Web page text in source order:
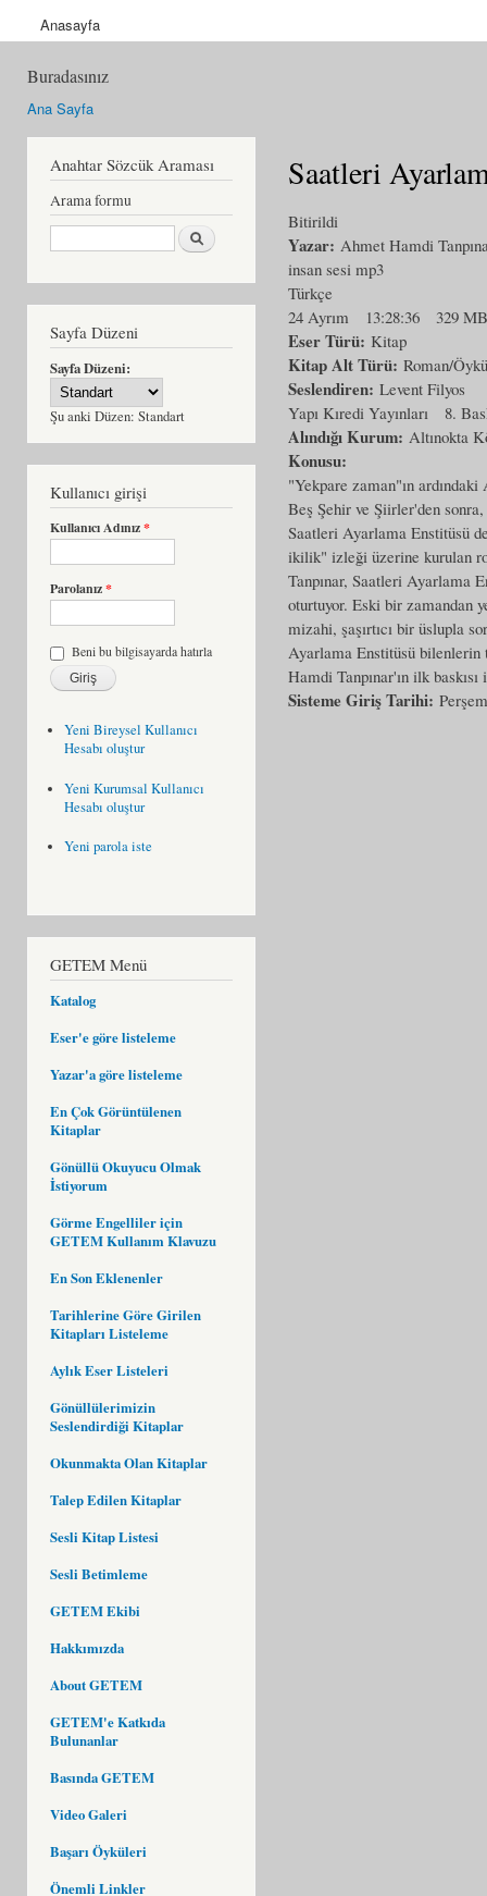
Anasayfa
Buradasınız
Ana Sayfa
Anahtar Sözcük Araması
Arama formu
Ara
Sayfa Düzeni
Sayfa Düzeni:
Şu anki Düzen: Standart
Kullanıcı girişi
Kullanıcı Adınız*
Parolanız*
Beni bu bilgisayarda hatırla
Yeni Bireysel Kullanıcı
Hesabı oluştur
Yeni Kurumsal Kullanıcı
Hesabı oluştur
Yeni parola iste
GETEM Menü
Katalog
Eser'e göre listeleme
Yazar'a göre listeleme
En Çok Görüntülenen
Kitaplar
Gönüllü Okuyucu Olmak
İstiyorum
Görme Engelliler için
GETEM Kullanım Klavuzu
En Son Eklenenler
Tarihlerine Göre Girilen
Kitapları Listeleme
Aylık Eser Listeleri
Gönüllülerimizin
Seslendirdiği Kitaplar
Okunmakta Olan Kitaplar
Talep Edilen Kitaplar
Sesli Kitap Listesi
Sesli Betimleme
GETEM Ekibi
Hakkımızda
About GETEM
GETEM'e Katkıda
Bulunanlar
Basında GETEM
Video Galeri
Başarı Öyküleri
Önemli Linkler
Saatleri
Bitirildi
Yazar: Ahmet Hamdi
insan sesi mp3
Türkçe
24 Ayrım
13:28:36 329 MB
Eser Türü: Kitap
Kitap Alt Türü: Roman/Öykü
Seslendiren: Levent Filyos
Yapı Kıredi Yayınları
8.
Alındığı Kurum: Altınokta
Konusu:
"Yekpare zaman"ın
Beş Şehir ve Şiirler'den
Saatleri Ayarlama Enstitüsü
ikilik" izleği üzerine kurulan
Tanpınar, Saatleri Ayarlama
oturtuyor. Eski bir zamandan
mizahi, şaşırtıcı bir üslupla
Ayarlama Enstitüsü bilenlerin
Hamdi Tanpınar'ın ilk
Sisteme Giriş Tarihi: